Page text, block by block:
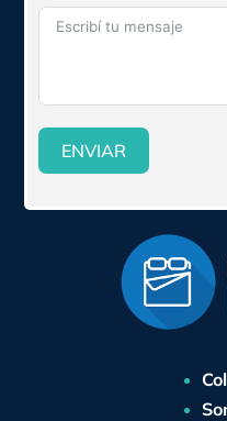
ENVIAR